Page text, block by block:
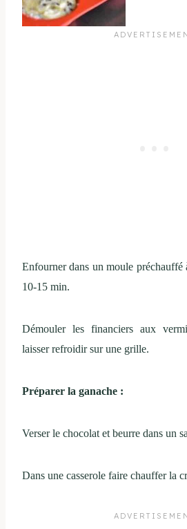
Enfourner dans un moule
10-15 min.
Démouler les financiers aux
laisser refroidir sur une grille.
Préparer la ganache :
Verser le chocolat et beurre dans un
Dans une casserole faire chauffer la